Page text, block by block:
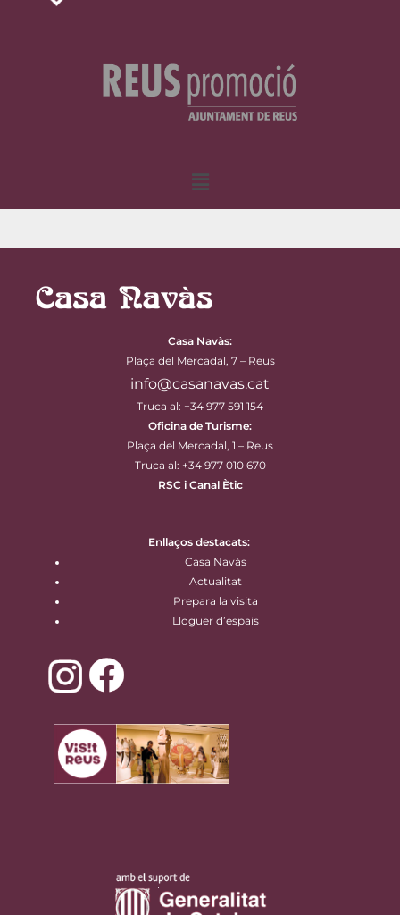
Menu
Casa Navàs:
Plaça del Mercadal, 7 – Reus
info@casanavas.cat
Truca al: +34 977 591 154
Oficina de Turisme:
Plaça del Mercadal, 1 – Reus
Truca al: +34 977 010 670
RSC i Canal Ètic
Enllaços destacats:
Casa Navàs
Actualitat
Prepara la visita
Lloguer d’espais